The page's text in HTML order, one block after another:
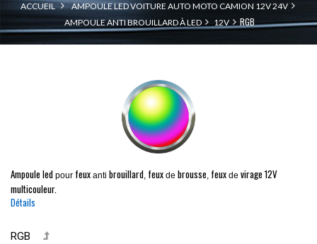
ACCUEIL
AMPOULE LED VOITURE AUTO MOTO CAMION 12V 24V
AMPOULE ANTI BROUILLARD À LED
12V RGB
Ampoule led pour feux anti brouillard, feux de brousse, feux de virage 12V
multicouleur.
Détails
RGB